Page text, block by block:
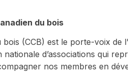
du bois
bois (CCB) est le porte-voix de
d’associations qui
nos membres en